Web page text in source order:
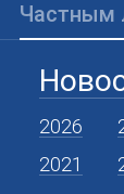
Частным
2026
2021